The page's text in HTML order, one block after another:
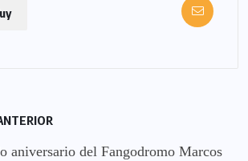
aniversario del Fangodromo Marcos